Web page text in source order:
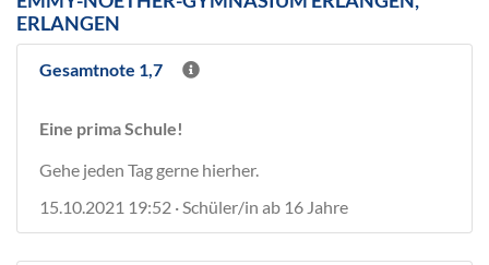
ERLANGEN
Gesamtnote 1,7
Eine prima Schule!
Gehe jeden Tag gerne hierher.
15.10.2021 19:52 · Schüler/in ab 16 Jahre